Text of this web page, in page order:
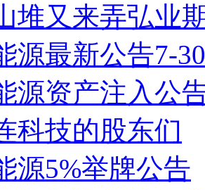
堆又来弄弘业
源最新公告7-30
源资产注入公
科技的股东们
源5%举牌公告